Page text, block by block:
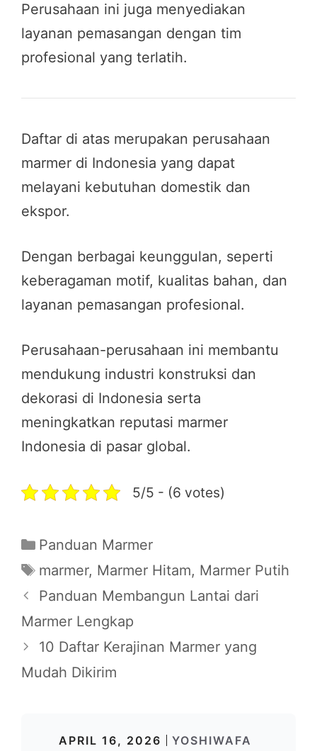
Perusahaan ini juga menyediakan
layanan pemasangan dengan tim
profesional yang terlatih.
Daftar di atas merupakan perusahaan
marmer di Indonesia yang dapat
melayani kebutuhan domestik dan
ekspor.
Dengan berbagai keunggulan, seperti
keberagaman motif, kualitas bahan, dan
layanan pemasangan profesional.
Perusahaan-perusahaan ini membantu
mendukung industri konstruksi dan
dekorasi di Indonesia serta
meningkatkan reputasi marmer
Indonesia di pasar global.
5/5 - (6 votes)
Categories
Panduan Marmer
Tags
marmer, Marmer Hitam, Marmer Putih
Panduan Membangun Lantai dari
Marmer Lengkap
10 Daftar Kerajinan Marmer yang
Mudah Dikirim
APRIL 16, 2026 YOSHIWAFA